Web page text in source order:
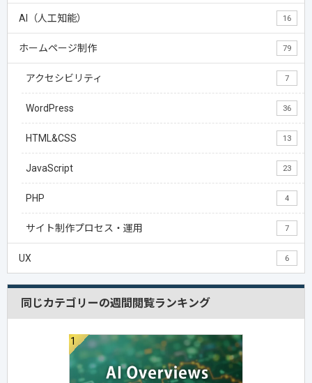
AI（人工知能） 16
ホームページ制作 79
アクセシビリティ 7
WordPress 36
HTML&CSS 13
JavaScript 23
PHP 4
サイト制作プロセス・運用 7
UX 6
同じカテゴリーの週間閲覧ランキング